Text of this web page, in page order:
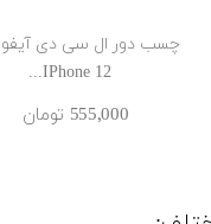
IPhone 12...
555٬000 ‎تومان